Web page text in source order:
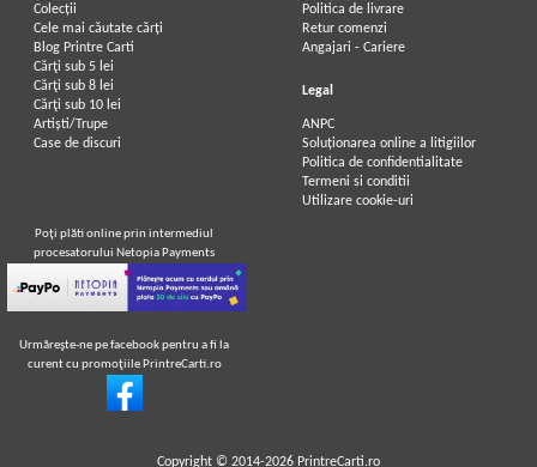
Colecții
Cele mai căutate cărți
Blog Printre Carti
Cărţi sub 5 lei
Cărţi sub 8 lei
Cărţi sub 10 lei
Artiști/Trupe
Case de discuri
Politica de livrare
Retur comenzi
Angajari - Cariere
Legal
ANPC
Soluționarea online a litigiilor
Politica de confidentialitate
Termeni si conditii
Utilizare cookie-uri
Poţi plăti online prin intermediul
procesatorului Netopia Payments
Urmăreşte-ne pe facebook pentru a fi la
curent cu promoţiile PrintreCarti.ro
Copyright © 2014-2026 PrintreCarti.ro